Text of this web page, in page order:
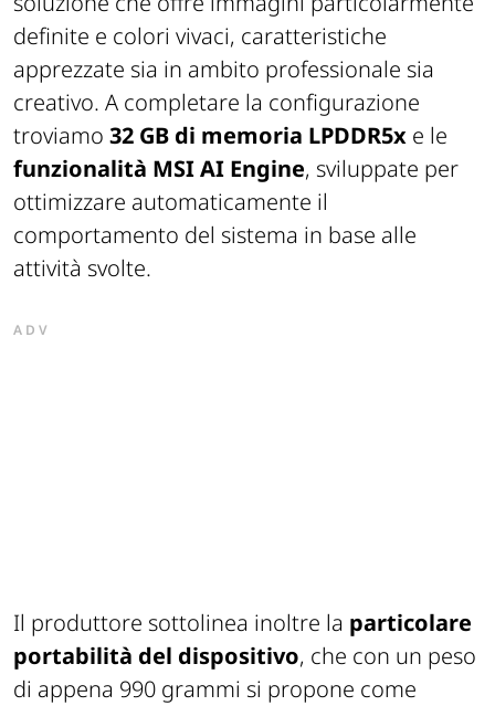
definite e colori vivaci, caratteristiche
apprezzate sia in ambito professionale sia
creativo. A completare la configurazione
troviamo 32 GB di memoria LPDDR5x e le
funzionalità MSI AI Engine, sviluppate per
ottimizzare automaticamente il
comportamento del sistema in base alle
attività svolte.
ADV
Il produttore sottolinea inoltre la particolare
portabilità del dispositivo, che con un peso
di appena 990 grammi si propone come